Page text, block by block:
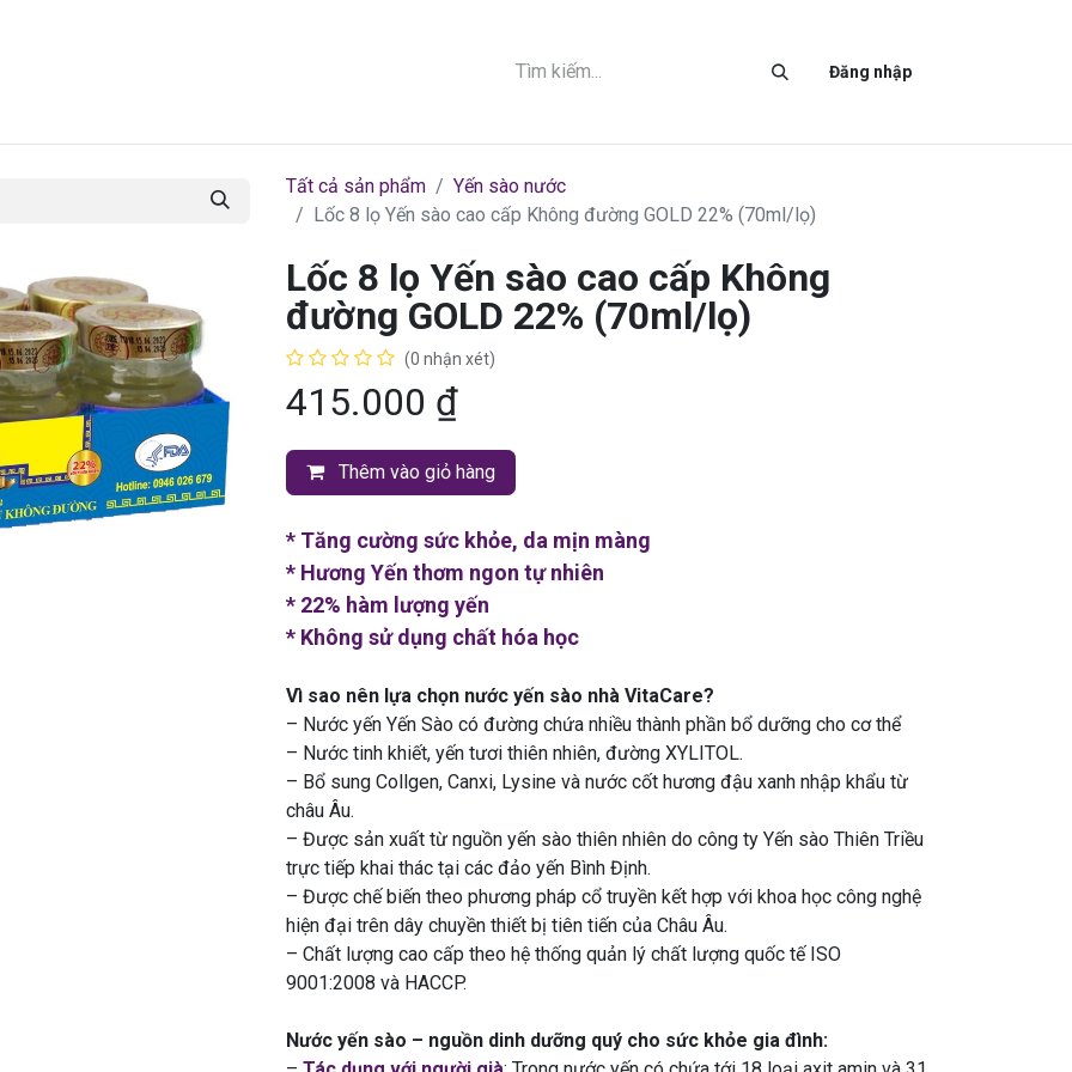
BLOG LIÊN HỆ Đăng nhập
Tất cả sản phẩm
Yến sào nước
Lốc 8 lọ Yến sào cao cấp Không đường GOLD 22% (70ml/lọ)
Lốc 8 lọ Yến sào cao cấp Không
đường GOLD 22% (70ml/lọ)
(0 nhận xét)
415.000 ₫
Thêm vào giỏ hàng
* Tăng cường sức khỏe, da mịn màng
* Hương Yến thơm ngon tự nhiên
* 22% hàm lượng yến
* Không sử dụng chất hóa học
Vì sao nên lựa chọn nước yến sào nhà VitaCare?
– Nước yến Yến Sào có đường chứa nhiều thành phần bổ dưỡng cho cơ thể
– Nước tinh khiết, yến tươi thiên nhiên, đường XYLITOL.
– Bổ sung Collgen, Canxi, Lysine và nước cốt hương đậu xanh nhập khẩu từ
châu Âu.
– Được sản xuất từ nguồn yến sào thiên nhiên do công ty Yến sào Thiên Triều
trực tiếp khai thác tại các đảo yến Bình Định.
– Được chế biến theo phương pháp cổ truyền kết hợp với khoa học công nghệ
hiện đại trên dây chuyền thiết bị tiên tiến của Châu Âu.
– Chất lượng cao cấp theo hệ thống quản lý chất lượng quốc tế ISO
9001:2008 và HACCP.
Nước yến sào – nguồn dinh dưỡng quý cho sức khỏe gia đình: